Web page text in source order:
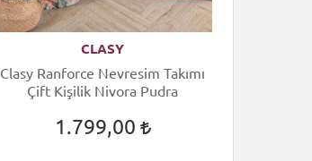
CLASY
Clasy Ranforce Nevresim Takımı
Çift Kişilik Nivora Pudra
1.799,00